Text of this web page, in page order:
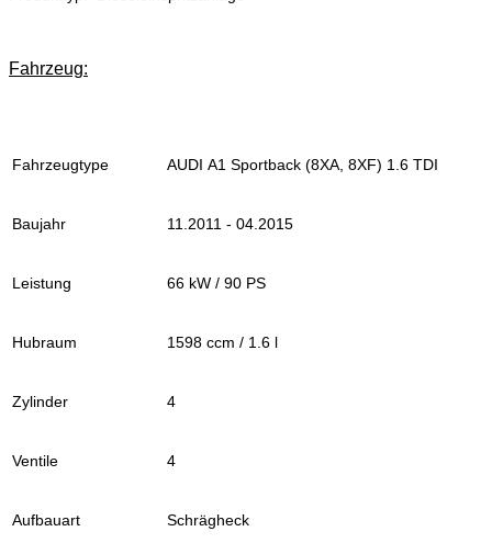
Fahrzeug:
Fahrzeugtype AUDI A1 Sportback (8XA, 8XF) 1.6 TDI
Baujahr 11.2011 - 04.2015
Leistung 66 kW / 90 PS
Hubraum 1598 ccm / 1.6 l
Zylinder 4
Ventile 4
Aufbauart Schrägheck